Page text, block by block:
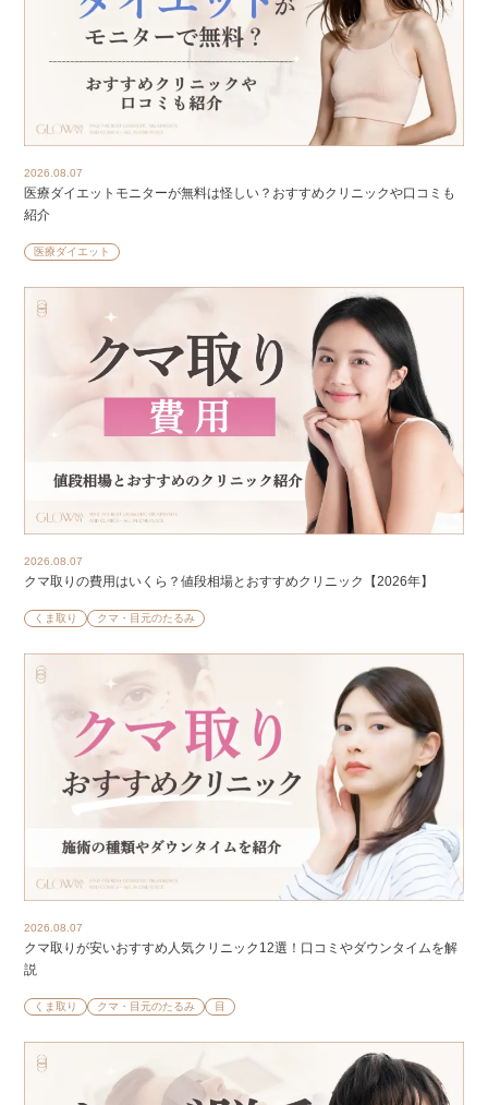
2026.08.07
医療ダイエットモニターが無料は怪しい？おすすめクリニックや口コミも
紹介
医療ダイエット
2026.08.07
クマ取りの費用はいくら？値段相場とおすすめクリニック【2026年】
くま取り クマ・目元のたるみ
2026.08.07
クマ取りが安いおすすめ人気クリニック12選！口コミやダウンタイムを解
説
くま取り クマ・目元のたるみ 目